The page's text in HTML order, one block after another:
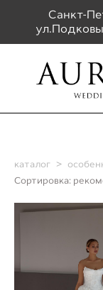
Санкт-
каталог >
Сортировка: